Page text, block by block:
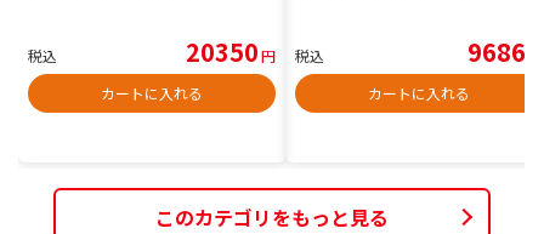
税込 20350円
カートに入れる
税込 9686
カートに入れる
このカテゴリをもっと見る